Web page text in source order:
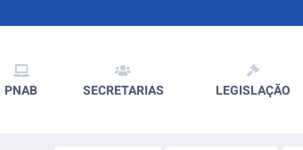
PNAB SECRETARIAS LEGISLAÇÃO